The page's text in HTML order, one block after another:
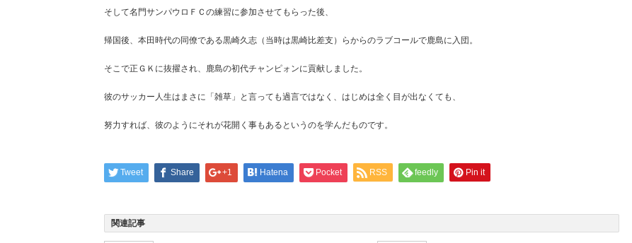
そして名門サンパウロＦＣの練習に参加させてもらった後、
帰国後、本田時代の同僚である黒崎久志（当時は黒崎比差支）らからのラブコールで鹿島に入団。
そこで正ＧＫに抜擢され、鹿島の初代チャンピォンに貢献しました。
彼のサッカー人生はまさに「雑草」と言っても過言ではなく、はじめは全く目が出なくても、
努力すれば、彼のようにそれが花開く事もあるというのを学んだものです。
Tweet Share +1 Hatena Pocket RSS feedly Pin it
関連記事